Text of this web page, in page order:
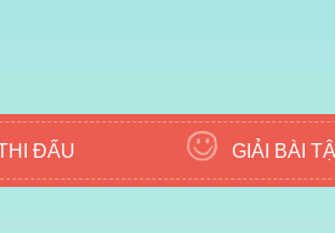
ĐẤU GIẢI BÀI